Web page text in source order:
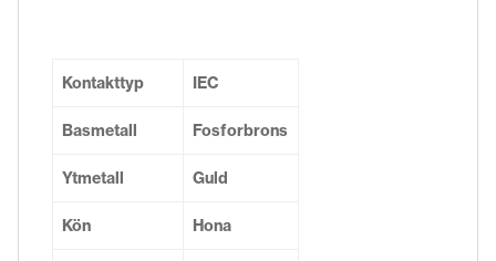
Kontakttyp IEC
Basmetall Fosforbrons
Ytmetall Guld
Kön Hona